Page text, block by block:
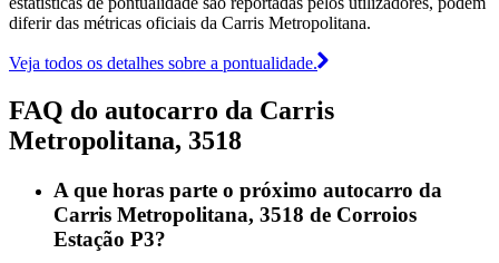
diferir das métricas oficiais da Carris Metropolitana.
Veja todos os detalhes sobre a pontualidade.
FAQ do autocarro da Carris
Metropolitana, 3518
A que horas parte o próximo autocarro da
Carris Metropolitana, 3518 de Corroios
Estação P3?